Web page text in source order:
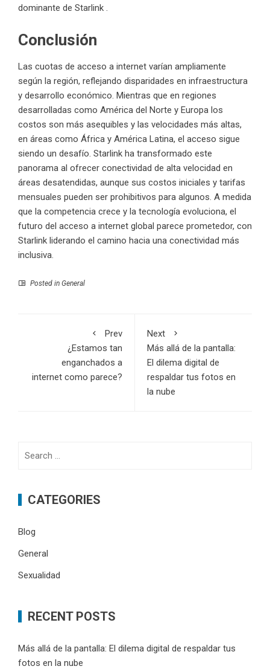
dominante de Starlink .
Conclusión
Las cuotas de acceso a internet varían ampliamente
según la región, reflejando disparidades en infraestructura
y desarrollo económico. Mientras que en regiones
desarrolladas como América del Norte y Europa los
costos son más asequibles y las velocidades más altas,
en áreas como África y América Latina, el acceso sigue
siendo un desafío. Starlink ha transformado este
panorama al ofrecer conectividad de alta velocidad en
áreas desatendidas, aunque sus costos iniciales y tarifas
mensuales pueden ser prohibitivos para algunos. A medida
que la competencia crece y la tecnología evoluciona, el
futuro del acceso a internet global parece prometedor, con
Starlink liderando el camino hacia una conectividad más
inclusiva.
Posted in General
Prev
¿Estamos tan
enganchados a
internet como parece?
Next
Más allá de la pantalla:
El dilema digital de
respaldar tus fotos en
la nube
CATEGORIES
Blog
General
Sexualidad
RECENT POSTS
Más allá de la pantalla: El dilema digital de respaldar tus
fotos en la nube